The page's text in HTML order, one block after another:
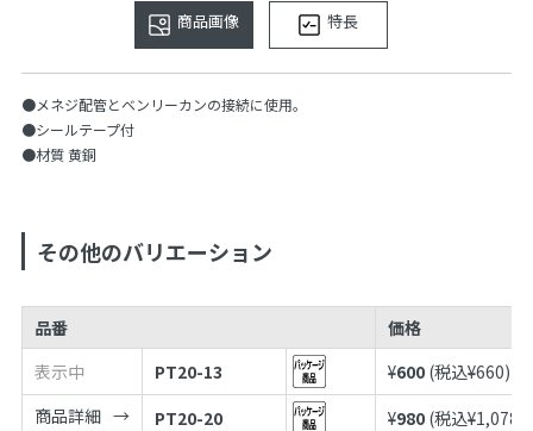
商品画像 特長
●メネジ配管とベンリーカンの接続に使用。
●シールテープ付
●材質 黄銅
その他のバリエーション
品番
価格
表示中
PT20-13 ¥600 (税込¥660)
商品詳細
PT20-20 ¥980 (税込¥1,078